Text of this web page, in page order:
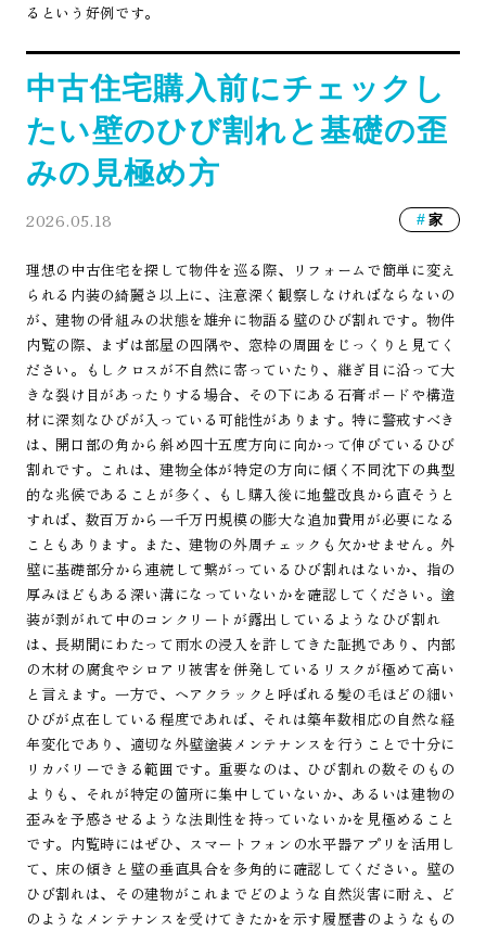
るという好例です。
中古住宅購入前にチェックし
たい壁のひび割れと基礎の歪
みの見極め方
2026.05.18 家
理想の中古住宅を探して物件を巡る際、リフォームで簡単に変え
られる内装の綺麗さ以上に、注意深く観察しなければならないの
が、建物の骨組みの状態を雄弁に物語る壁のひび割れです。物件
内覧の際、まずは部屋の四隅や、窓枠の周囲をじっくりと見てく
ださい。もしクロスが不自然に寄っていたり、継ぎ目に沿って大
きな裂け目があったりする場合、その下にある石膏ボードや構造
材に深刻なひびが入っている可能性があります。特に警戒すべき
は、開口部の角から斜め四十五度方向に向かって伸びているひび
割れです。これは、建物全体が特定の方向に傾く不同沈下の典型
的な兆候であることが多く、もし購入後に地盤改良から直そうと
すれば、数百万から一千万円規模の膨大な追加費用が必要になる
こともあります。また、建物の外周チェックも欠かせません。外
壁に基礎部分から連続して繋がっているひび割れはないか、指の
厚みほどもある深い溝になっていないかを確認してください。塗
装が剥がれて中のコンクリートが露出しているようなひび割れ
は、長期間にわたって雨水の浸入を許してきた証拠であり、内部
の木材の腐食やシロアリ被害を併発しているリスクが極めて高い
と言えます。一方で、ヘアクラックと呼ばれる髪の毛ほどの細い
ひびが点在している程度であれば、それは築年数相応の自然な経
年変化であり、適切な外壁塗装メンテナンスを行うことで十分に
リカバリーできる範囲です。重要なのは、ひび割れの数そのもの
よりも、それが特定の箇所に集中していないか、あるいは建物の
歪みを予感させるような法則性を持っていないかを見極めること
です。内覧時にはぜひ、スマートフォンの水平器アプリを活用し
て、床の傾きと壁の垂直具合を多角的に確認してください。壁の
ひび割れは、その建物がこれまでどのような自然災害に耐え、ど
のようなメンテナンスを受けてきたかを示す履歴書のようなもの